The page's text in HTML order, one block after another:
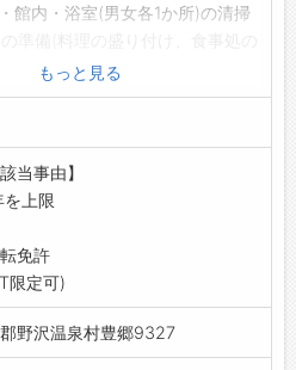
館内・浴室(男女各1か所)の清掃
(配膳・下膳)
け、食器洗い・拭き上げ
ックイン時のご案内
」や「気配り」の気持ちが活か
。
し】
もっと見る
当事由】
上限
免許
限定可)
野沢温泉村豊郷9327